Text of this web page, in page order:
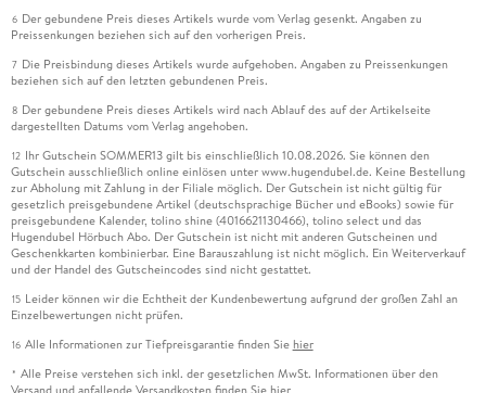
6 Der gebundene Preis dieses Artikels wurde vom Verlag gesenkt. Angaben zu
Preissenkungen beziehen sich auf den vorherigen Preis.
7 Die Preisbindung dieses Artikels wurde aufgehoben. Angaben zu Preissenkungen
beziehen sich auf den letzten gebundenen Preis.
8 Der gebundene Preis dieses Artikels wird nach Ablauf des auf der Artikelseite
dargestellten Datums vom Verlag angehoben.
12 Ihr Gutschein SOMMER13 gilt bis einschließlich 10.08.2026. Sie können den
Gutschein ausschließlich online einlösen unter www.hugendubel.de. Keine Bestellung
zur Abholung mit Zahlung in der Filiale möglich. Der Gutschein ist nicht gültig für
gesetzlich preisgebundene Artikel (deutschsprachige Bücher und eBooks) sowie für
preisgebundene Kalender, tolino shine (4016621130466), tolino select und das
Hugendubel Hörbuch Abo. Der Gutschein ist nicht mit anderen Gutscheinen und
Geschenkkarten kombinierbar. Eine Barauszahlung ist nicht möglich. Ein Weiterverkauf
und der Handel des Gutscheincodes sind nicht gestattet.
15 Leider können wir die Echtheit der Kundenbewertung aufgrund der großen Zahl an
Einzelbewertungen nicht prüfen.
16 Alle Informationen zur Tiefpreisgarantie finden Sie hier
* Alle Preise verstehen sich inkl. der gesetzlichen MwSt. Informationen über den